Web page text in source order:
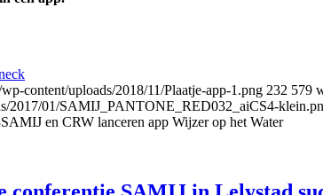
content/uploads/2018/11/Plaatje-app-1.png 232 579
2017/01/SAMIJ_PANTONE_RED032_aiCS4-
SAMIJ en CRW lanceren app Wijzer op het Water